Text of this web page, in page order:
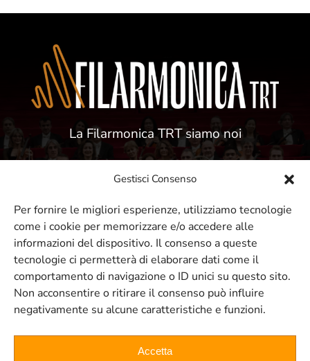
Gestisci Consenso
Per fornire le migliori esperienze, utilizziamo tecnologie
come i cookie per memorizzare e/o accedere alle
informazioni del dispositivo. Il consenso a queste
tecnologie ci permetterà di elaborare dati come il
comportamento di navigazione o ID unici su questo sito.
Non acconsentire o ritirare il consenso può influire
negativamente su alcune caratteristiche e funzioni.
Accetta
La Filarmonica TRT siamo noi
ISCRIVITI ALLA NOSTRA NEWSLETTER
Resta sempre aggiornato sui nostri
eventi e concerti
ISCRIVITI